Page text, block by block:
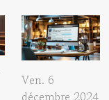
Ven. 6
décembre 2024